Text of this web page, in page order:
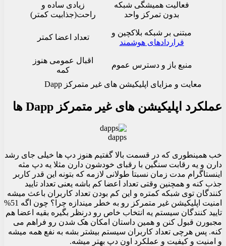
فعالیت همیشگی شبکه
بدون تمرکز واحد
زیادی ساده و
راحت(جذابیت کمتر)
مبتنی بر شبکه بلاکچین و
قراردادهای هوشمند
تعداد اعضا کمتر
منبع باز و دسترس عموم
اقبال عمومی هنوز
کمه
معایت و مزایای اپلیکیشن های غیر متمرکز Dapp
عملکرد اپلیکیشن های غیر متمرکز Dapp ها
dapps
خب همینطوری که در قسمت بالا گفتیم هنوز دپ ها خیلی جای رشد
دارن و یه رقابت سنگین با رقبای خودشون دارن مثلا یه دپ مثه
اینستاگرام مدت زمان نسبتا طولانی لازمه که بتونه این قدر کاربر
جذب کنه و همچنین وقتی تعداد اعضا کم باشه یعنی تعداد تایید
کنندگان توی شبکه کمتره و این کم بودن تعداد کاربران باعث میشه
امنیت اپلیکیشن غیر متمرکز رو به خطر میندازه چرا؟ چون اگه 51%
تایید کنندگان سیستم یه انتخاب خاص رو درنظر بگیره بقیه اعضا هم
مجبورن قبول کنن و همین داستان امکان هک شدن رو فراهم می
کنه. پس هرچی تعداد کاربران سیستم بیشتر بشه به نفع همه میشه
و امنیت و کیفیت و عملکرد اون دپ بهتر میشه.